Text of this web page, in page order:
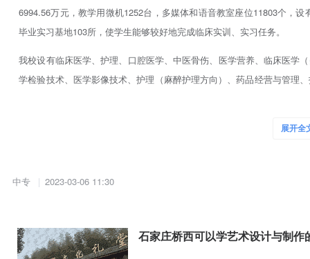
6994.56万元，教学用微机1252台，多媒体和语音教室座位11803个，
毕业实习基地103所，使学生能够较好地完成临床实训、实习任务。
我校设有临床医学、护理、口腔医学、中医骨伤、医学营养、临床医学
学检验技术、医学影像技术、护理（麻醉护理方向）、药品经营与管理
誉称号。许多位国家、省、部领导来校考察时，对学校的办学思想和取
范教学管理，努力挖掘教学管理中的质量潜力。近年来，实施“精品课”
改革，把提升学生临床实践能力作为学校教学特色追求，通过加强实验
展开全
中专 2023-03-06 11:30
石家庄桥西可以学艺术设计与制作